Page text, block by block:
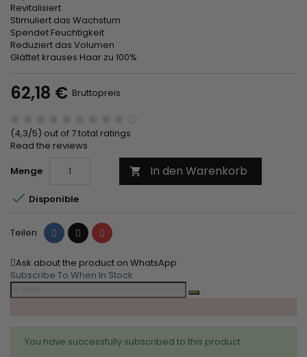
Revitalisiert
Stimuliert das Wachstum
Spendet Feuchtigkeit
Reduziert das Volumen
Glättet krauses Haar zu 100%
62,18 € Bruttopreis
(4,3/5) out of 7 total ratings
Read the reviews
Menge
 In den Warenkorb
 Disponible
Teilen Teilen Tweet Pinterest
Ask about the product on WhatsApp
Subscribe To When In Stock
You have successfully subscribed to this product